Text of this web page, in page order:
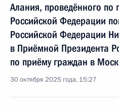
Алания, проведённого по
Российской Федерации
Российской Федерации
в Приёмной Президента
по приёму граждан в
30 октября 2025 года, 15:27